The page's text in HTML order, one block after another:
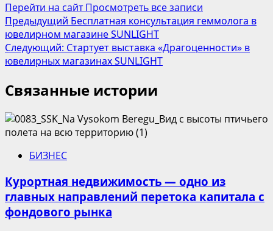
Перейти на сайтПросмотреть все записи
Навигация
записи
Предыдущий Бесплатная консультация геммолога в
ювелирном магазине SUNLIGHT
Следующий: Стартует выставка «Драгоценности» в
ювелирных магазинах SUNLIGHT
Связанные истории
БИЗНЕС
Курортная недвижимость — одно из
главных направлений перетока капитала с
фондового рынка